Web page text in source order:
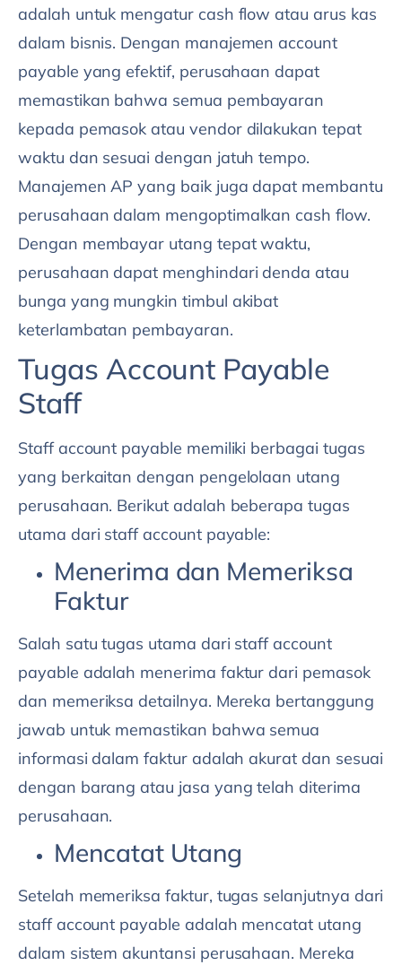
adalah untuk mengatur cash flow atau arus kas
dalam bisnis. Dengan manajemen account
payable yang efektif, perusahaan dapat
memastikan bahwa semua pembayaran
kepada pemasok atau vendor dilakukan tepat
waktu dan sesuai dengan jatuh tempo.
Manajemen AP yang baik juga dapat membantu
perusahaan dalam mengoptimalkan cash flow.
Dengan membayar utang tepat waktu,
perusahaan dapat menghindari denda atau
bunga yang mungkin timbul akibat
keterlambatan pembayaran.
Tugas Account Payable
Staff
Staff account payable memiliki berbagai tugas
yang berkaitan dengan pengelolaan utang
perusahaan. Berikut adalah beberapa tugas
utama dari staff account payable:
Menerima dan Memeriksa
Faktur
Salah satu tugas utama dari staff account
payable adalah menerima faktur dari pemasok
dan memeriksa detailnya. Mereka bertanggung
jawab untuk memastikan bahwa semua
informasi dalam faktur adalah akurat dan sesuai
dengan barang atau jasa yang telah diterima
perusahaan.
Mencatat Utang
Setelah memeriksa faktur, tugas selanjutnya dari
staff account payable adalah mencatat utang
dalam sistem akuntansi perusahaan. Mereka